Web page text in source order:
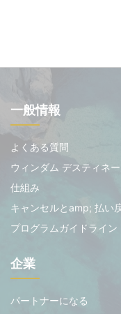
一般情報
よくある質問
ウィンダム デスティネ
仕組み
キャンセルとamp; 払い
プログラムガイドライン
企業
パートナーになる